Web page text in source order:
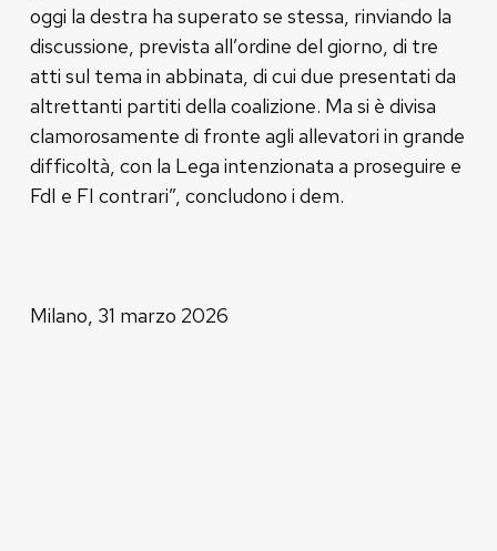
oggi la destra ha superato se stessa, rinviando la
discussione, prevista all’ordine del giorno, di tre
atti sul tema in abbinata, di cui due presentati da
altrettanti partiti della coalizione. Ma si è divisa
clamorosamente di fronte agli allevatori in grande
difficoltà, con la Lega intenzionata a proseguire e
FdI e FI contrari”, concludono i dem.
Milano, 31 marzo 2026